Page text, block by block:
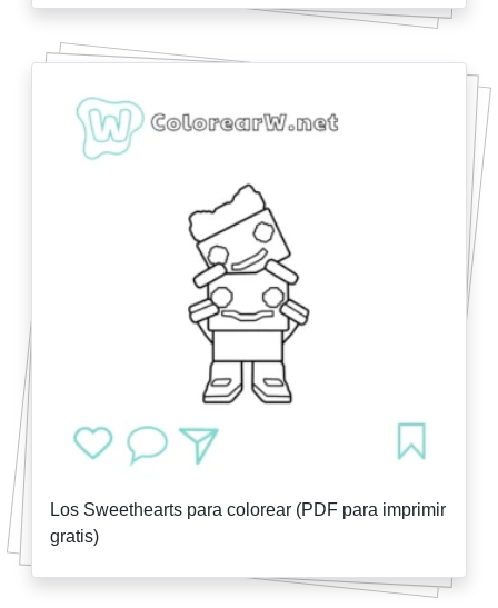
Los Sweethearts para colorear (PDF para imprimir
gratis)